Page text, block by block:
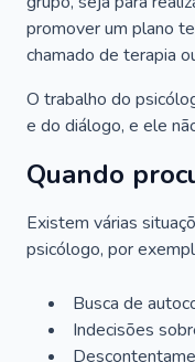
promover um plano
chamado de terapia
O trabalho do
e do diálogo, e ele
Quando
Existem várias
psicólogo, por
Busca de
Indecisões